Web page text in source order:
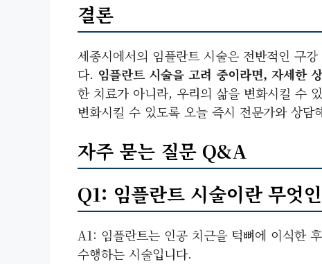
결론
세종시에서의 임플란트 시술은 전반적인 구
다. 임플란트 시술을 고려 중이라면, 자세한
한 치료가 아니라, 우리의 삶을 변화시킬 수
변화시킬 수 있도록 오늘 즉시 전문가와 상담
자주 묻는 질문 Q&A
Q1: 임플란트 시술이란 무엇
A1: 임플란트는 인공 치근을 턱뼈에 이식한
수행하는 시술입니다.